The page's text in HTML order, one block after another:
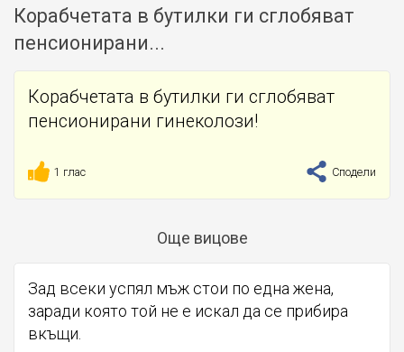
Корабчетата в бутилки ги сглобяват
пенсионирани...
Корабчетата в бутилки ги сглобяват
пенсионирани гинеколози!
1 глас Сподели
Още вицове
Зад всеки успял мъж стои по една жена,
заради която той не е искал да се прибира
вкъщи.